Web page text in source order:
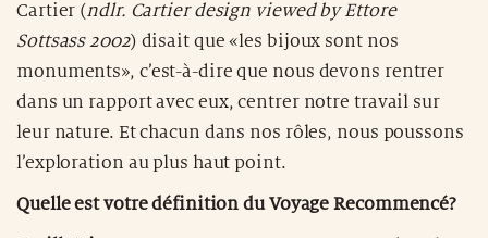
Cartier (ndlr. Cartier design viewed by Ettore
Sottsass 2002) disait que «les bijoux sont nos
monuments», c’est-à-dire que nous devons rentrer
dans un rapport avec eux, centrer notre travail sur
leur nature. Et chacun dans nos rôles, nous poussons
l’exploration au plus haut point.
Quelle est votre définition du Voyage Recommencé?